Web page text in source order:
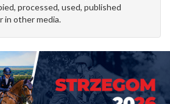
processed, used, published
in other media.